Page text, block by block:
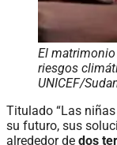
El
riesgos
UNICEF/
Titulado “Las
su futuro, sus
alrededor de dos